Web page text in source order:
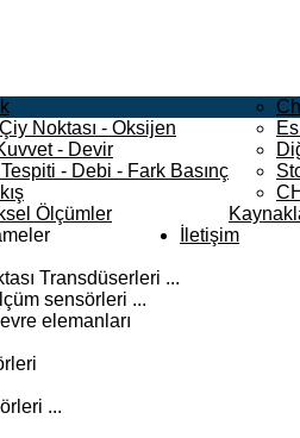
Noktası - Oksijen
- Devir
- Debi - Fark Basınç
Ölçümler
Transdüserleri ...
sensörleri ...
elemanları
...
İletişim